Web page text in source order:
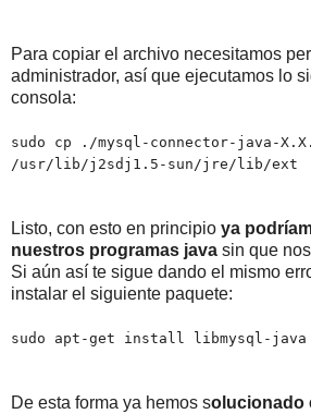
Para copiar el archivo necesitamos
administrador, así que ejecutamos lo
consola:
sudo cp ./mysql-connector-java-
/usr/lib/j2sdj1.5-sun/jre/lib/ext
Listo, con esto en principio ya
nuestros programas java sin que
Si aún así te sigue dando el mismo
instalar el siguiente paquete:
sudo apt-get install libmysql-java
De esta forma ya hemos solucionado